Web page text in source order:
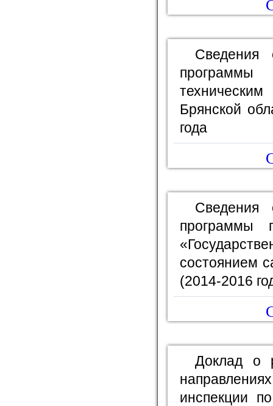
Сведения
Брянской
года
Сведения
программы
состоянием
(2014-2016
Доклад о
инспекции